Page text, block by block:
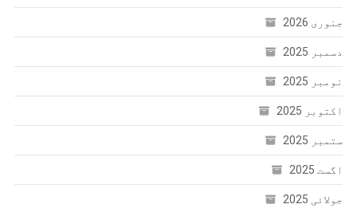
جنوری 2026
دسمبر 2025
نومبر 2025
اکتوبر 2025
ستمبر 2025
اگست 2025
جولائی 2025